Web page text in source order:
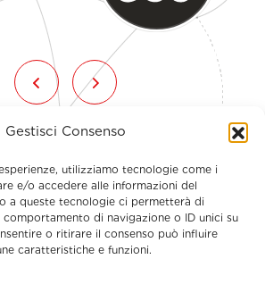
Gestisci Consenso
utilizziamo tecnologie come i
e/o accedere alle informazioni del
a queste tecnologie ci permetterà di
di navigazione o ID unici su
o ritirare il consenso può influire
caratteristiche e funzioni.